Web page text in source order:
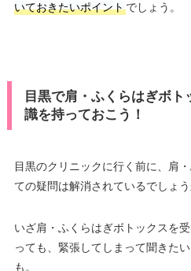
いておきたいポイントでしょう。
目黒で肩・ふくらはぎボ
識を持っておこう！
目黒のクリニックに行く前に、肩
ての疑問は解消されているでしょう
いざ肩・ふくらはぎボトックスを
っても、緊張してしまって聞きた
も。